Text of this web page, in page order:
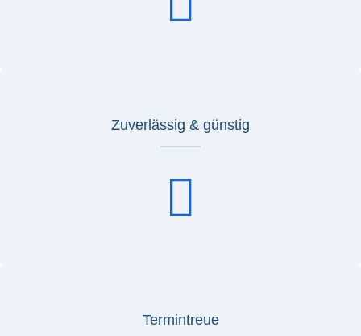
Zuverlässig & günstig
Termintreue